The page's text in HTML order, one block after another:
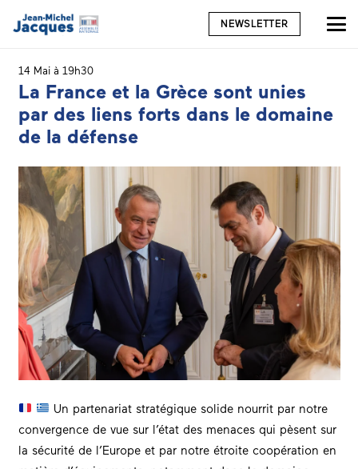
NEWSLETTER
14 Mai à 19h30
La France et la Grèce sont unies
par des liens forts dans le domaine
de la défense
Un partenariat stratégique solide nourrit par notre
convergence de vue sur l’état des menaces qui pèsent sur
la sécurité de l’Europe et par notre étroite coopération en